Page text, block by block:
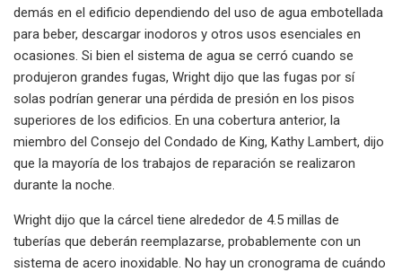
demás en el edificio dependiendo del uso de agua embotellada
para beber, descargar inodoros y otros usos esenciales en
ocasiones. Si bien el sistema de agua se cerró cuando se
produjeron grandes fugas, Wright dijo que las fugas por sí
solas podrían generar una pérdida de presión en los pisos
superiores de los edificios. En una cobertura anterior, la
miembro del Consejo del Condado de King, Kathy Lambert, dijo
que la mayoría de los trabajos de reparación se realizaron
durante la noche.
Wright dijo que la cárcel tiene alrededor de 4.5 millas de
tuberías que deberán reemplazarse, probablemente con un
sistema de acero inoxidable. No hay un cronograma de cuándo